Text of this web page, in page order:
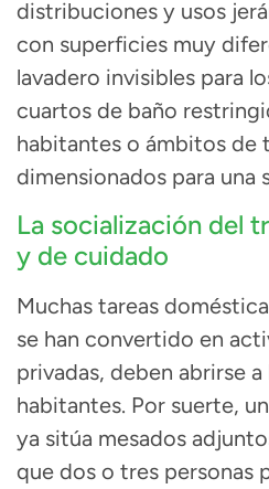
distribuciones y usos
con superficies muy
lavadero invisibles para
cuartos de baño
habitantes o ámbitos de
dimensionados para una
La socialización del
y de cuidado
Muchas tareas
se han convertido en
privadas, deben abrirse a
habitantes. Por suerte,
ya sitúa mesados adjunto
que dos o tres personas